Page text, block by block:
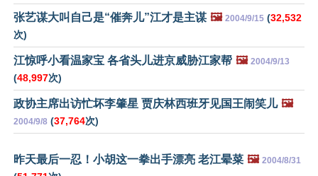
张艺谋大叫自己是“催奔儿”江才是主谋 🖼️ 2004/9/15 (32,532
次)
江惊呼小看温家宝 各省头儿进京威胁江家帮 🖼️ 2004/9/13
(48,997次)
政协主席出访忙坏李肇星 贾庆林西班牙见国王闹笑儿 🖼️
2004/9/8 (37,764次)
昨天最后一忍！小胡这一拳出手漂亮 老江晕菜 🖼️ 2004/8/31